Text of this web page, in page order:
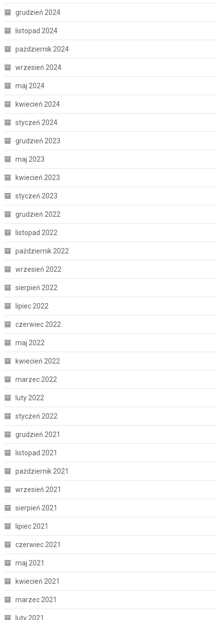
grudzień 2024
listopad 2024
październik 2024
wrzesień 2024
maj 2024
kwiecień 2024
styczeń 2024
grudzień 2023
maj 2023
kwiecień 2023
styczeń 2023
grudzień 2022
listopad 2022
październik 2022
wrzesień 2022
sierpień 2022
lipiec 2022
czerwiec 2022
maj 2022
kwiecień 2022
marzec 2022
luty 2022
styczeń 2022
grudzień 2021
listopad 2021
październik 2021
wrzesień 2021
sierpień 2021
lipiec 2021
czerwiec 2021
maj 2021
kwiecień 2021
marzec 2021
luty 2021